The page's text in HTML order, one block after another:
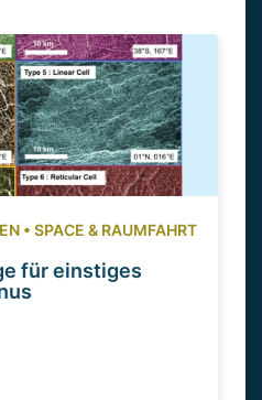
• SPACE & RAUMFAHRT
für einstiges